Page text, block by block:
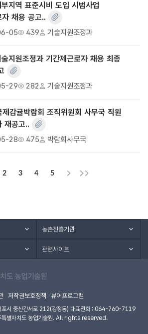
지역 표준시비 도입 시범사업
자 채용 공고..
05 439 기술지원조정과
지원조정과 기간제근로자 채용 최종
29 282 기술지원조정과
제감귤박람회 조직위원회 사무국 직원
재공고..
28 475 박람회사무국
2 3 4 5
농촌진흥기관
관련사이트
저작권보호정책 뷰어프로그램
포시 중산간서로 212(강정동) 대표전화 : 064-760-7119
별자치도 농업기술원. All rights reserved.